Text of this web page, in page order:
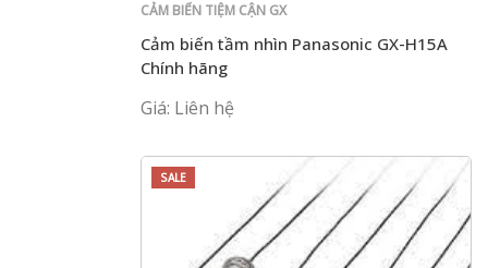
CẢM BIẾN TIỆM CẬN GX
Cảm biến tầm nhìn Panasonic GX-H15A
Chính hãng
Giá: Liên hệ
SALE